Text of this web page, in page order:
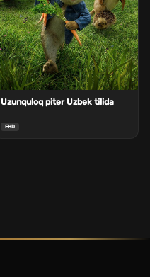
Uzunquloq piter Uzbek tilida
FHD